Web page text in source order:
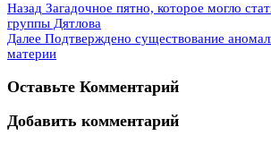
Назад Загадочное пятно, которое могло
группы Дятлова
Далее Подтверждено существование
материи
Оставьте Комментарий
Добавить комментарий